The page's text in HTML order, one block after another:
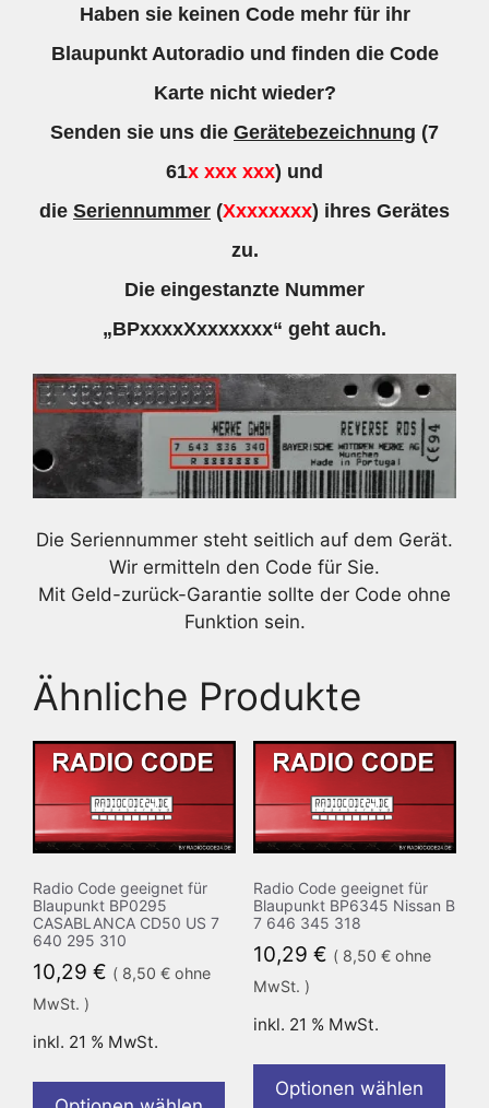
Haben sie keinen Code mehr für ihr
Blaupunkt Autoradio und finden die Code
Karte nicht wieder?
Senden sie uns die Gerätebezeichnung (7
61x xxx xxx) und
die Seriennummer (Xxxxxxxx) ihres Gerätes
zu.
Die eingestanzte Nummer
„BPxxxxXxxxxxxx“ geht auch.
Die Seriennummer steht seitlich auf dem Gerät.
Wir ermitteln den Code für Sie.
Mit Geld-zurück-Garantie sollte der Code ohne
Funktion sein.
Ähnliche Produkte
Radio Code geeignet für
Blaupunkt BP0295
CASABLANCA CD50 US 7
640 295 310
10,29 € ( 8,50 € ohne
MwSt. )
inkl. 21 % MwSt.
Radio Code geeignet für
Blaupunkt BP6345 Nissan B
7 646 345 318
10,29 € ( 8,50 €ohne
MwSt. )
inkl. 21 % MwSt.
Optionen wählen